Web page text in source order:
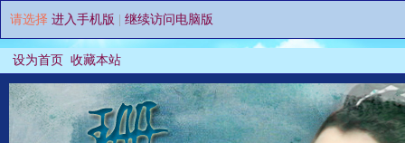
请选择 进入手机版 继续访问电脑版
设为首页 收藏本站